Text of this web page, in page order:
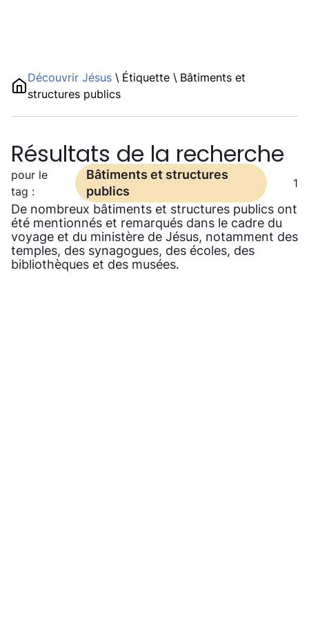
Découvrir Jésus \ Étiquette \ Bâtiments et
structures publics
Résultats de la recherche
pour le
tag :
Bâtiments et structures
publics
1
De nombreux bâtiments et structures publics ont
été mentionnés et remarqués dans le cadre du
voyage et du ministère de Jésus, notamment des
temples, des synagogues, des écoles, des
bibliothèques et des musées.